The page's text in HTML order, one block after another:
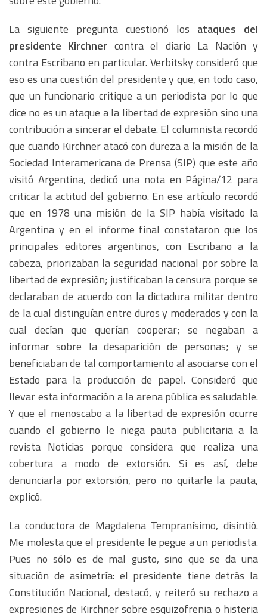
La siguiente pregunta cuestionó los ataques del
presidente Kirchner contra el diario La Nación y
contra Escribano en particular. Verbitsky consideró que
eso es una cuestión del presidente y que, en todo caso,
que un funcionario critique a un periodista por lo que
dice no es un ataque a la libertad de expresión sino una
contribución a sincerar el debate. El columnista recordó
que cuando Kirchner atacó con dureza a la misión de la
Sociedad Interamericana de Prensa (SIP) que este año
visitó Argentina, dedicó una nota en Página/12 para
criticar la actitud del gobierno. En ese artículo recordó
que en 1978 una misión de la SIP había visitado la
Argentina y en el informe final constataron que los
principales editores argentinos, con Escribano a la
cabeza, priorizaban la seguridad nacional por sobre la
libertad de expresión; justificaban la censura porque se
declaraban de acuerdo con la dictadura militar dentro
de la cual distinguían entre duros y moderados y con la
cual decían que querían cooperar; se negaban a
informar sobre la desaparición de personas; y se
beneficiaban de tal comportamiento al asociarse con el
Estado para la producción de papel. Consideró que
llevar esta información a la arena pública es saludable.
Y que el menoscabo a la libertad de expresión ocurre
cuando el gobierno le niega pauta publicitaria a la
revista Noticias porque considera que realiza una
cobertura a modo de extorsión. Si es así, debe
denunciarla por extorsión, pero no quitarle la pauta,
explicó.
La conductora de Magdalena Tempranísimo, disintió.
Me molesta que el presidente le pegue a un periodista.
Pues no sólo es de mal gusto, sino que se da una
situación de asimetría: el presidente tiene detrás la
Constitución Nacional, destacó, y reiteró su rechazo a
expresiones de Kirchner sobre esquizofrenia o histeria